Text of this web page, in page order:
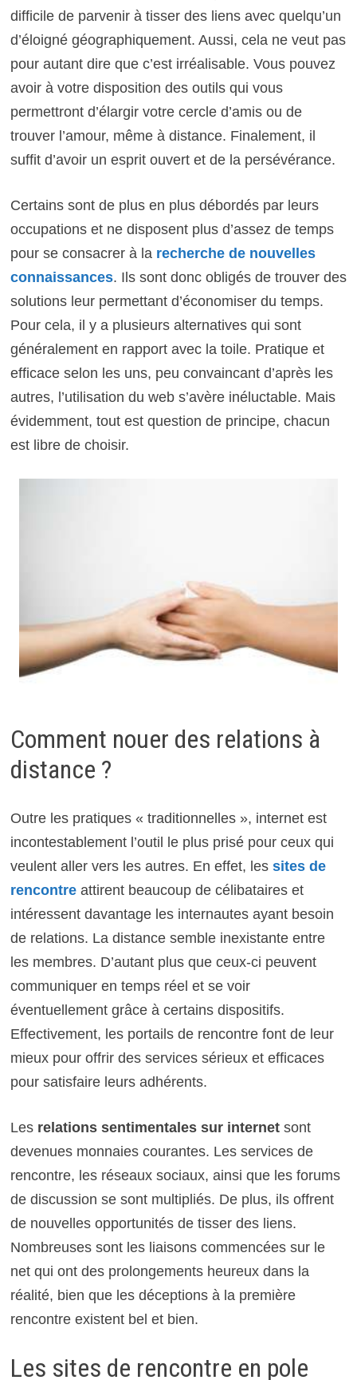
difficile de parvenir à tisser des liens avec quelqu’un
d’éloigné géographiquement. Aussi, cela ne veut pas
pour autant dire que c’est irréalisable. Vous pouvez
avoir à votre disposition des outils qui vous
permettront d’élargir votre cercle d’amis ou de
trouver l’amour, même à distance. Finalement, il
suffit d’avoir un esprit ouvert et de la persévérance.
Certains sont de plus en plus débordés par leurs
occupations et ne disposent plus d’assez de temps
pour se consacrer à la recherche de nouvelles
connaissances. Ils sont donc obligés de trouver des
solutions leur permettant d’économiser du temps.
Pour cela, il y a plusieurs alternatives qui sont
généralement en rapport avec la toile. Pratique et
efficace selon les uns, peu convaincant d’après les
autres, l’utilisation du web s’avère inéluctable. Mais
évidemment, tout est question de principe, chacun
est libre de choisir.
Comment nouer des relations à
distance ?
Outre les pratiques « traditionnelles », internet est
incontestablement l’outil le plus prisé pour ceux qui
veulent aller vers les autres. En effet, les sites de
rencontreattirent beaucoup de célibataires et
intéressent davantage les internautes ayant besoin
de relations. La distance semble inexistante entre
les membres. D’autant plus que ceux-ci peuvent
communiquer en temps réel et se voir
éventuellement grâce à certains dispositifs.
Effectivement, les portails de rencontre font de leur
mieux pour offrir des services sérieux et efficaces
pour satisfaire leurs adhérents.
Les relations sentimentales sur internetsont
devenues monnaies courantes. Les services de
rencontre, les réseaux sociaux, ainsi que les forums
de discussion se sont multipliés. De plus, ils offrent
de nouvelles opportunités de tisser des liens.
Nombreuses sont les liaisons commencées sur le
net qui ont des prolongements heureux dans la
réalité, bien que les déceptions à la première
rencontre existent bel et bien.
Les sites de rencontre en pole